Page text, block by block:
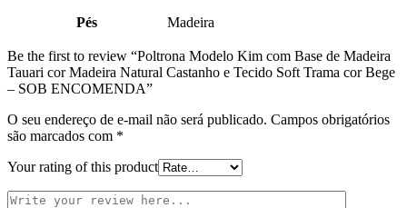
Pés Madeira
Be the first to review “Poltrona Modelo Kim com Base de Madeira
Tauari cor Madeira Natural Castanho e Tecido Soft Trama cor Bege
– SOB ENCOMENDA”
O seu endereço de e-mail não será publicado. Campos obrigatórios
são marcados com *
Your rating of this product